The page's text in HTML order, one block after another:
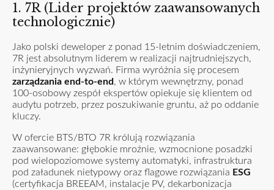
1. 7R (Lider projektów zaawansowanych
technologicznie)
Jako polski deweloper z ponad 15-letnim doświadczeniem,
7R jest absolutnym liderem w realizacji najtrudniejszych,
inżynieryjnych wyzwań. Firma wyróżnia się procesem
zarządzania end-to-end, w którym wewnętrzny, ponad
100-osobowy zespół ekspertów opiekuje się klientem od
audytu potrzeb, przez poszukiwanie gruntu, aż po oddanie
kluczy.
W ofercie BTS/BTO 7R królują rozwiązania
zaawansowane: głębokie mroźnie, wzmocnione posadzki
pod wielopoziomowe systemy automatyki, infrastruktura
pod załadunek nietypowy oraz flagowe rozwiązania ESG
(certyfikacja BREEAM, instalacje PV, dekarbonizacja